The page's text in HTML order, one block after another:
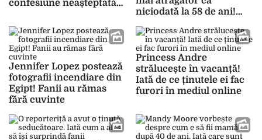
confesiune neașteptată
niciodată la 58 de ani!
acum viața
Jennifer Lopez postează
fotografii incendiare din
Egipt! Fanii au rămas
fără cuvinte
Princess Andre
strălucește în vacanță!
Iată de ce ținutele ei fac
furori în mediul online